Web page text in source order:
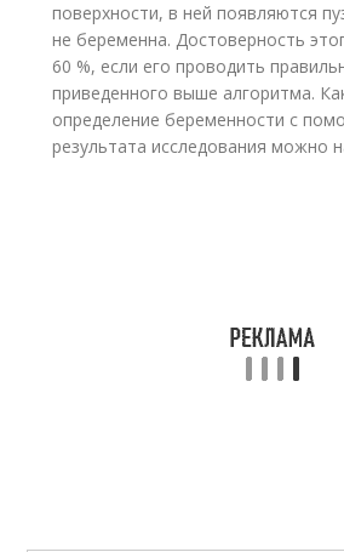
поверхности, в ней появляются
не беременна. Достоверность
60 %, если его проводить
приведенного выше алгоритма.
определение беременности с
результата исследования можно